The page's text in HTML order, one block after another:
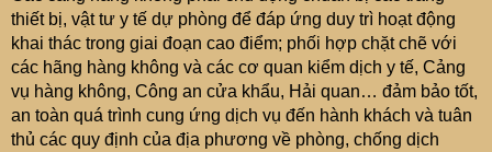
thiết bị, vật tư y tế dự phòng để đáp ứng duy trì hoạt động
khai thác trong giai đoạn cao điểm; phối hợp chặt chẽ với
các hãng hàng không và các cơ quan kiểm dịch y tế, Cảng
vụ hàng không, Công an cửa khẩu, Hải quan… đảm bảo tốt,
an toàn quá trình cung ứng dịch vụ đến hành khách và tuân
thủ các quy định của địa phương về phòng, chống dịch